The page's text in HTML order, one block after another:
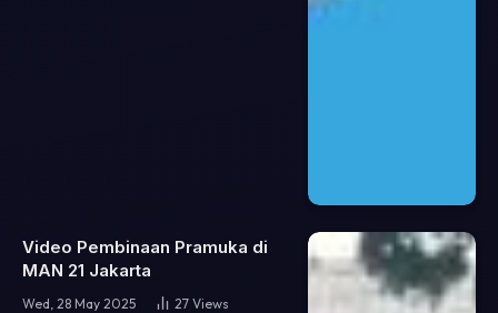
Video Pembinaan Pramuka di
MAN 21 Jakarta
Wed, 28 May 2025 27 Views